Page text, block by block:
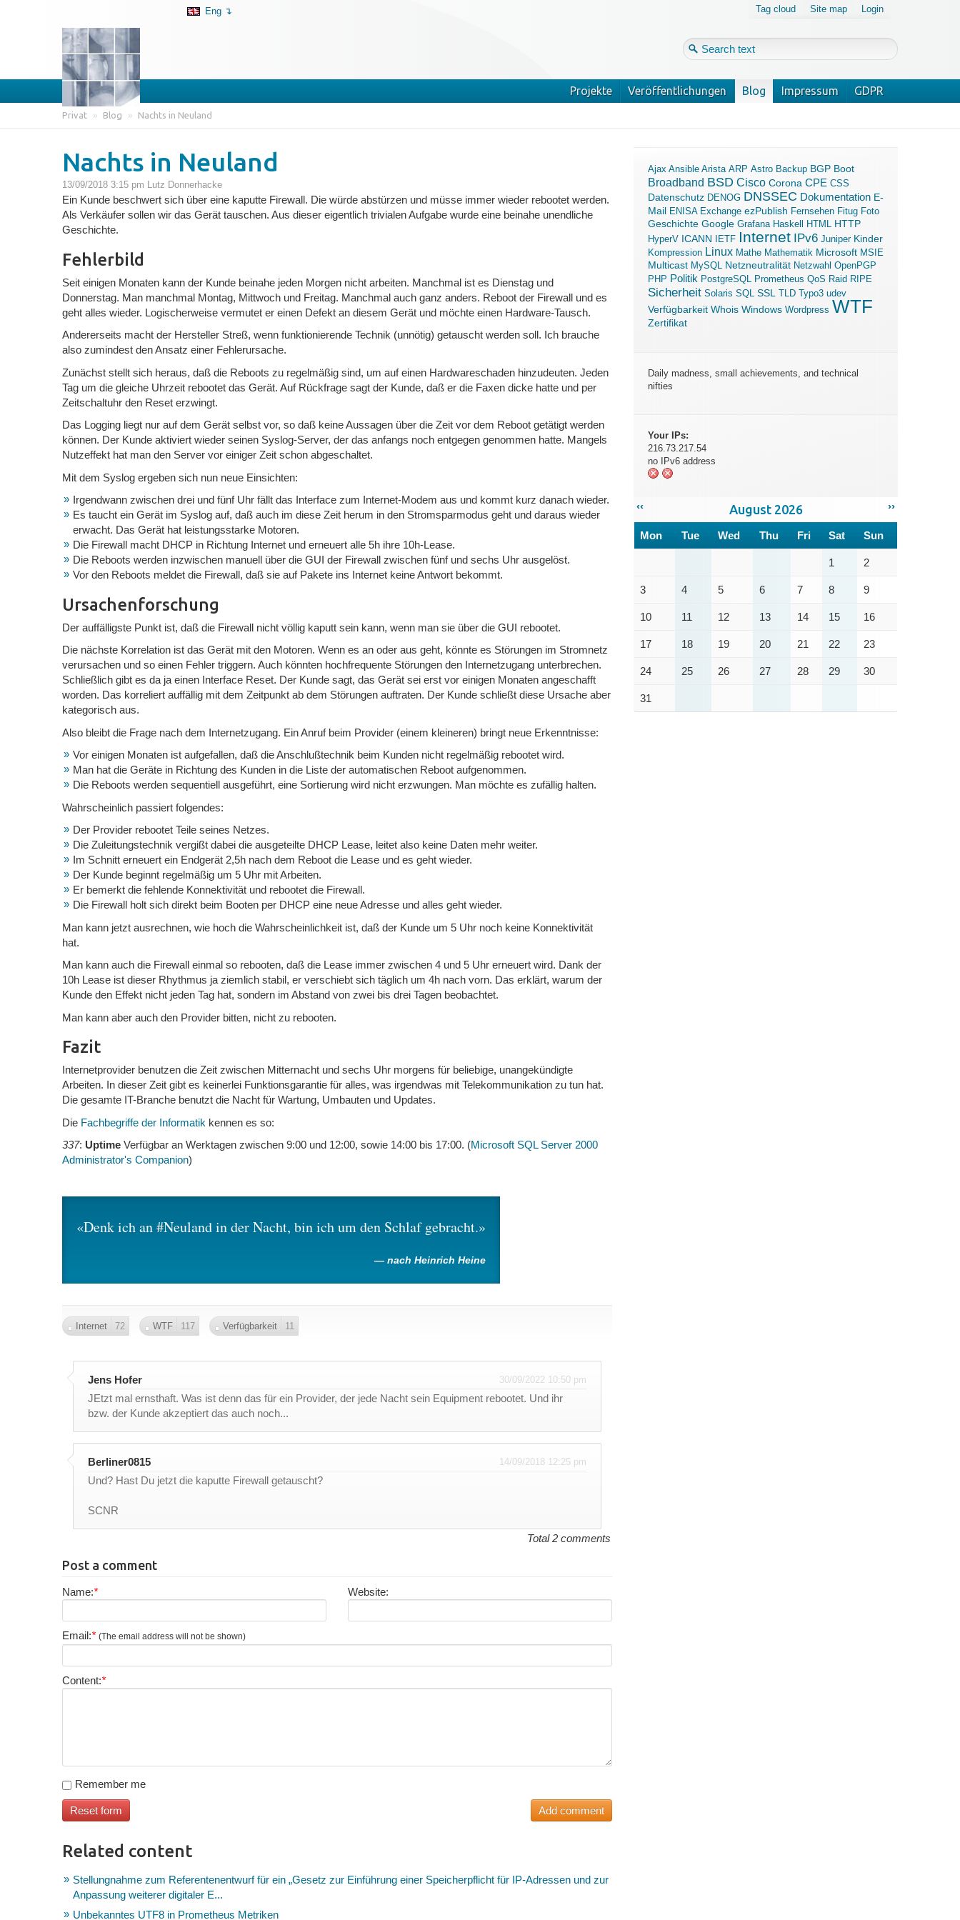
Eng ↴ Tag cloud Site map Login
Forgot your password? Login
Projekte Veröffentlichungen Blog Impressum GDPR
Privat » Blog » Nachts in Neuland
Nachts in Neuland
13/09/2018 3:15 pm Lutz Donnerhacke
Ein Kunde beschwert sich über eine kaputte Firewall. Die würde abstürzen und müsse immer wieder rebootet werden.
Als Verkäufer sollen wir das Gerät tauschen. Aus dieser eigentlich trivialen Aufgabe wurde eine beinahe unendliche
Geschichte.
Fehlerbild
Seit einigen Monaten kann der Kunde beinahe jeden Morgen nicht arbeiten. Manchmal ist es Dienstag und
Donnerstag. Man manchmal Montag, Mittwoch und Freitag. Manchmal auch ganz anders. Reboot der Firewall und es
geht alles wieder. Logischerweise vermutet er einen Defekt an diesem Gerät und möchte einen Hardware-Tausch.
Andererseits macht der Hersteller Streß, wenn funktionierende Technik (unnötig) getauscht werden soll. Ich brauche
also zumindest den Ansatz einer Fehlerursache.
Zunächst stellt sich heraus, daß die Reboots zu regelmäßig sind, um auf einen Hardwareschaden hinzudeuten. Jeden
Tag um die gleiche Uhrzeit rebootet das Gerät. Auf Rückfrage sagt der Kunde, daß er die Faxen dicke hatte und per
Zeitschaltuhr den Reset erzwingt.
Das Logging liegt nur auf dem Gerät selbst vor, so daß keine Aussagen über die Zeit vor dem Reboot getätigt werden
können. Der Kunde aktiviert wieder seinen Syslog-Server, der das anfangs noch entgegen genommen hatte. Mangels
Nutzeffekt hat man den Server vor einiger Zeit schon abgeschaltet.
Mit dem Syslog ergeben sich nun neue Einsichten:
Irgendwann zwischen drei und fünf Uhr fällt das Interface zum Internet-Modem aus und kommt kurz danach wieder.
Es taucht ein Gerät im Syslog auf, daß auch im diese Zeit herum in den Stromsparmodus geht und daraus wieder
erwacht. Das Gerät hat leistungsstarke Motoren.
Die Firewall macht DHCP in Richtung Internet und erneuert alle 5h ihre 10h-Lease.
Die Reboots werden inzwischen manuell über die GUI der Firewall zwischen fünf und sechs Uhr ausgelöst.
Vor den Reboots meldet die Firewall, daß sie auf Pakete ins Internet keine Antwort bekommt.
Ursachenforschung
Der auffälligste Punkt ist, daß die Firewall nicht völlig kaputt sein kann, wenn man sie über die GUI rebootet.
Die nächste Korrelation ist das Gerät mit den Motoren. Wenn es an oder aus geht, könnte es Störungen im Stromnetz
verursachen und so einen Fehler triggern. Auch könnten hochfrequente Störungen den Internetzugang unterbrechen.
Schließlich gibt es da ja einen Interface Reset. Der Kunde sagt, das Gerät sei erst vor einigen Monaten angeschafft
worden. Das korreliert auffällig mit dem Zeitpunkt ab dem Störungen auftraten. Der Kunde schließt diese Ursache aber
kategorisch aus.
Also bleibt die Frage nach dem Internetzugang. Ein Anruf beim Provider (einem kleineren) bringt neue Erkenntnisse:
Vor einigen Monaten ist aufgefallen, daß die Anschlußtechnik beim Kunden nicht regelmäßig rebootet wird.
Man hat die Geräte in Richtung des Kunden in die Liste der automatischen Reboot aufgenommen.
Die Reboots werden sequentiell ausgeführt, eine Sortierung wird nicht erzwungen. Man möchte es zufällig halten.
Wahrscheinlich passiert folgendes:
Der Provider rebootet Teile seines Netzes.
Die Zuleitungstechnik vergißt dabei die ausgeteilte DHCP Lease, leitet also keine Daten mehr weiter.
Im Schnitt erneuert ein Endgerät 2,5h nach dem Reboot die Lease und es geht wieder.
Der Kunde beginnt regelmäßig um 5 Uhr mit Arbeiten.
Er bemerkt die fehlende Konnektivität und rebootet die Firewall.
Die Firewall holt sich direkt beim Booten per DHCP eine neue Adresse und alles geht wieder.
Man kann jetzt ausrechnen, wie hoch die Wahrscheinlichkeit ist, daß der Kunde um 5 Uhr noch keine Konnektivität
hat.
Man kann auch die Firewall einmal so rebooten, daß die Lease immer zwischen 4 und 5 Uhr erneuert wird. Dank der
10h Lease ist dieser Rhythmus ja ziemlich stabil, er verschiebt sich täglich um 4h nach vorn. Das erklärt, warum der
Kunde den Effekt nicht jeden Tag hat, sondern im Abstand von zwei bis drei Tagen beobachtet.
Man kann aber auch den Provider bitten, nicht zu rebooten.
Fazit
Internetprovider benutzen die Zeit zwischen Mitternacht und sechs Uhr morgens für beliebige, unangekündigte
Arbeiten. In dieser Zeit gibt es keinerlei Funktionsgarantie für alles, was irgendwas mit Telekommunikation zu tun hat.
Die gesamte IT-Branche benutzt die Nacht für Wartung, Umbauten und Updates.
Die Fachbegriffe der Informatik kennen es so:
337: Uptime Verfügbar an Werktagen zwischen 9:00 und 12:00, sowie 14:00 bis 17:00. (Microsoft SQL Server 2000
Administrator's Companion)
Denk ich an #Neuland in der Nacht, bin ich um den Schlaf gebracht.
nach Heinrich Heine
Internet 72 WTF 117 Verfügbarkeit 11
Jens Hofer 30/09/2022 10:50 pm
JEtzt mal ernsthaft. Was ist denn das für ein Provider, der jede Nacht sein Equipment rebootet. Und ihr
bzw. der Kunde akzeptiert das auch noch...
Berliner0815 14/09/2018 12:25 pm
Und? Hast Du jetzt die kaputte Firewall getauscht?
SCNR
Total 2 comments
Post a comment
Name:* Website:
Email:* (The email address will not be shown)
Content:*
Remember me
Related content
Stellungnahme zum Referentenentwurf für ein „Gesetz zur Einführung einer Speicherpflicht für IP-Adressen und zur
Anpassung weiterer digitaler E...
Unbekanntes UTF8 in Prometheus Metriken
Ajax Ansible Arista ARP Astro Backup BGP Boot
Broadband BSD Cisco Corona CPE CSS
Datenschutz DENOG DNSSEC Dokumentation E-
Mail ENISA Exchange ezPublish Fernsehen Fitug Foto
Geschichte Google Grafana Haskell HTML HTTP
HyperV ICANN IETF Internet IPv6 Juniper Kinder
Kompression Linux Mathe Mathematik Microsoft MSIE
Multicast MySQL Netzneutralität Netzwahl OpenPGP
PHP Politik PostgreSQL Prometheus QoS Raid RIPE
Sicherheit Solaris SQL SSL TLD Typo3 udev
Verfügbarkeit Whois Windows Wordpress WTF
Zertifikat
Daily madness, small achievements, and technical
nifties
Your IPs:
216.73.217.54
no IPv6 address
‹‹ ››
August 2026
Mon Tue Wed Thu Fri Sat Sun
1 2
3 4 5 6 7 8 9
10 11 12 13 14 15 16
17 18 19 20 21 22 23
24 25 26 27 28 29 30
31